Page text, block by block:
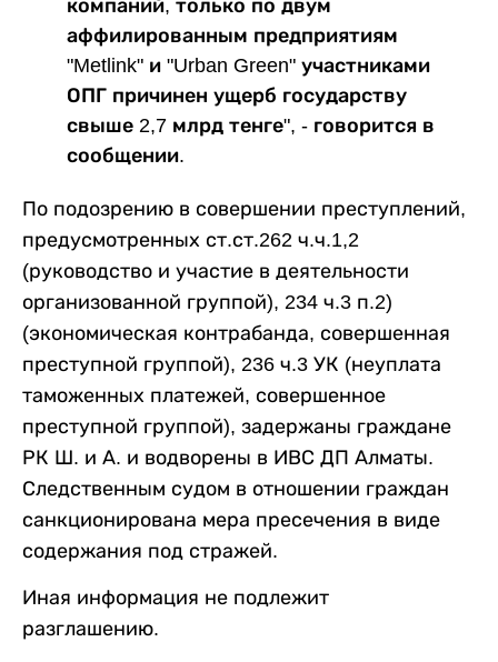
компаний, только по двум
аффилированным предприятиям
"Metlink" и "Urban Green" участниками
ОПГ причинен ущерб государству
свыше 2,7 млрд тенге", - говорится в
сообщении.
По подозрению в совершении преступлений,
предусмотренных ст.ст.262 ч.ч.1,2
(руководство и участие в деятельности
организованной группой), 234 ч.3 п.2)
(экономическая контрабанда, совершенная
преступной группой), 236 ч.3 УК (неуплата
таможенных платежей, совершенное
преступной группой), задержаны граждане
РК Ш. и А. и водворены в ИВС ДП Алматы.
Следственным судом в отношении граждан
санкционирована мера пресечения в виде
содержания под стражей.
Иная информация не подлежит
разглашению.